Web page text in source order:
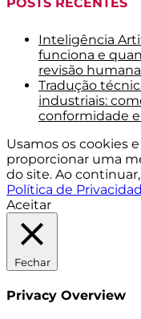
Inteligência
funciona e
revisão humana
Tradução
industriais:
conformidade
Usamos os cookies
proporcionar uma
do site. Ao
Política de
Aceitar
Fechar
Privacy Overview